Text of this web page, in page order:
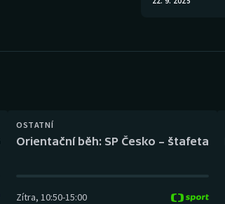
Ostatní
OSTATNÍ
Orientační běh: SP Česko – štafeta
Zítra, 10:50-15:00